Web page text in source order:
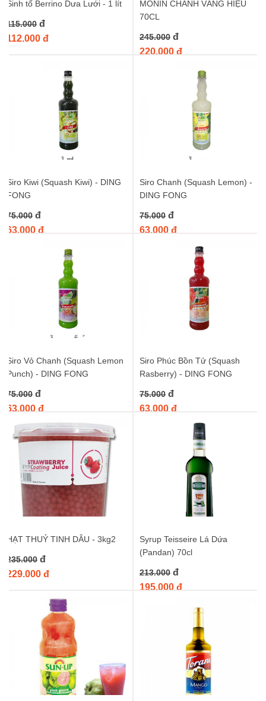
Sinh tố Berrino Dưa Lưới - 1 lít
115.000 đ
112.000 đ
MONIN CHANH VÀNG HIỆU
70CL
245.000 đ
220.000 đ
Siro Kiwi (Squash Kiwi) - DING
FONG
75.000 đ
63.000 đ
Siro Chanh (Squash Lemon) -
DING FONG
75.000 đ
63.000 đ
Siro Vỏ Chanh (Squash Lemon
Punch) - DING FONG
75.000 đ
63.000 đ
Siro Phúc Bồn Tử (Squash
Rasberry) - DING FONG
75.000 đ
63.000 đ
HẠT THUỶ TINH DÂU - 3kg2
235.000 đ
229.000 đ
Syrup Teisseire Lá Dứa
(Pandan) 70cl
213.000 đ
195.000 đ